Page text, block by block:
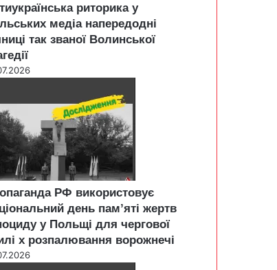
риторика у
медіа напередодні
так званої Волинської
РФ використовує
день пам’яті жертв
у Польщі для чергової
х розпалювання ворожнечі